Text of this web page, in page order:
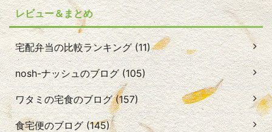
レビュー＆まとめ
宅配弁当の比較ランキング (11)
nosh-ナッシュのブログ (105)
ワタミの宅食のブログ (157)
食宅便のブログ (145)